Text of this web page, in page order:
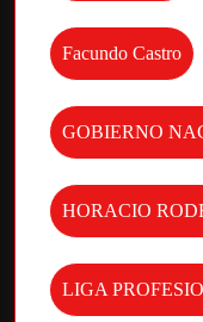
Facundo Castro
GOBIERNO
HORACIO
LIGA